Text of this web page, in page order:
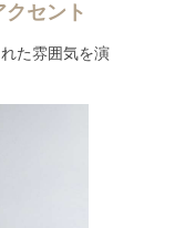
クセント
た雰囲気を演